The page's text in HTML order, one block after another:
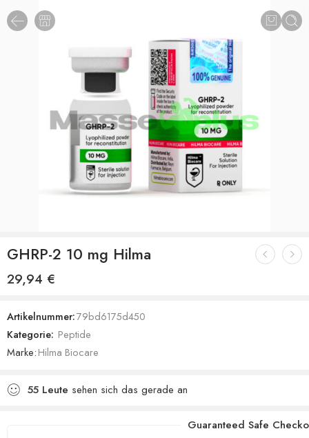
GHRP-2 10 mg Hilma
29,94 €
Artikelnummer:79bd6175d450
Kategorie: Peptide
Marke:Hilma Biocare
55 Leute sehen sich das gerade an
Guaranteed Safe